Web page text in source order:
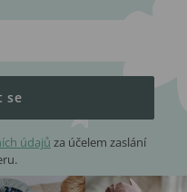
se
údajů za účelem zaslání